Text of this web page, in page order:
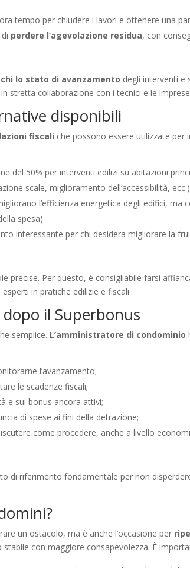
tempo per chiudere i lavori e ottenere una
perdere l’agevolazione residua, con
lo stato di avanzamento degli interventi e
stretta collaborazione con i tecnici e le
disponibili
fiscali che possono essere utilizzate per
del 50% per interventi edilizi su abitazioni
scale, miglioramento dell’accessibilità,
l’efficienza energetica degli edifici, ma
spesa).
interessante per chi desidera migliorare la
precise. Per questo, è consigliabile farsi
in pratiche edilizie e fiscali.
il Superbonus
semplice. L’amministratore di condominio
l’avanzamento;
le scadenze fiscali;
e sui bonus ancora attivi;
di spese ai fini della detrazione;
come procedere, anche a livello
di riferimento fondamentale per non
un ostacolo, ma è anche l’occasione per
stabile con maggiore consapevolezza. È